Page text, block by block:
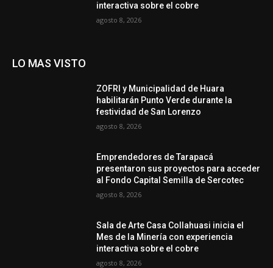
interactiva sobre el cobre
agosto 8, 2026
LO MAS VISTO
ZOFRI y Municipalidad de Huara
habilitarán Punto Verde durante la
festividad de San Lorenzo
agosto 8, 2026
Emprendedores de Tarapacá
presentaron sus proyectos para acceder
al Fondo Capital Semilla de Sercotec
agosto 8, 2026
Sala de Arte Casa Collahuasi inicia el
Mes de la Minería con experiencia
interactiva sobre el cobre
agosto 8, 2026